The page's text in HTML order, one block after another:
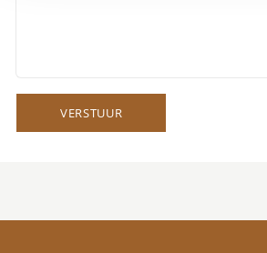
VERSTUUR